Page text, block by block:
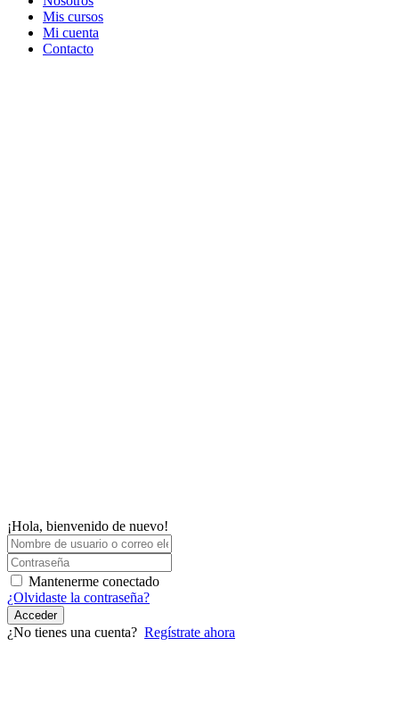
Mis cursos
Mi cuenta
Contacto
¡Hola, bienvenido de nuevo!
Mantenerme conectado
¿Olvidaste la contraseña?
Acceder
¿No tienes una cuenta? Regístrate ahora